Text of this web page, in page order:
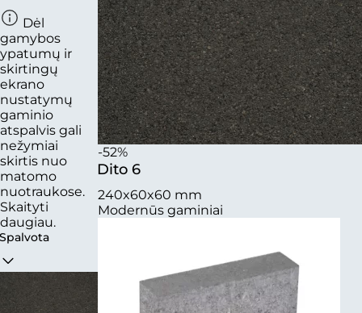
Dėl
gamybos
ypatumų ir
skirtingų
ekrano
nustatymų
gaminio
atspalvis gali
nežymiai
skirtis nuo
matomo
nuotraukose.
Skaityti
daugiau.
Spalvota
-52%
Dito 6
240x60x60 mm
Modernūs gaminiai